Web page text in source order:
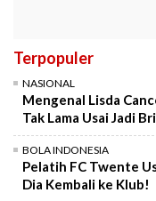
Terpopuler
NASIONAL
Mengenal Lisda
Tak Lama Usai Jadi
BOLA INDONESIA
Pelatih FC Twente
Dia Kembali ke Klub!